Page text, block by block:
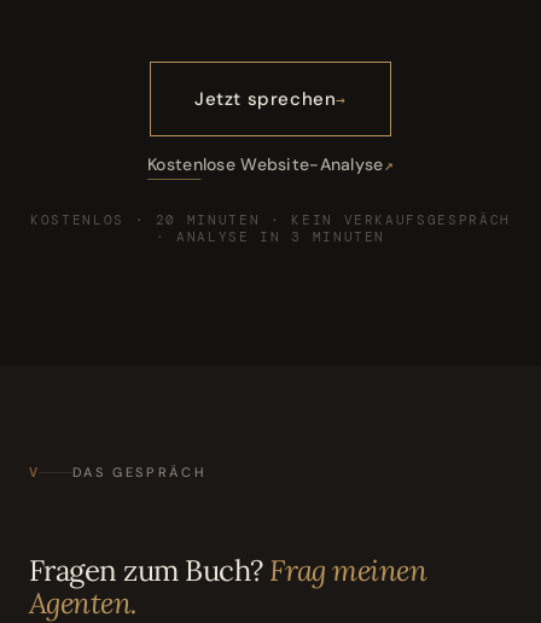
Jetzt sprechen
Kostenlose Website-Analyse
KOSTENLOS · 20 MINUTEN · KEIN VERKAUFSGESPRÄCH
· ANALYSE IN 3 MINUTEN
V DAS GESPRÄCH
Fragen zum Buch?Frag meinen
Agenten.